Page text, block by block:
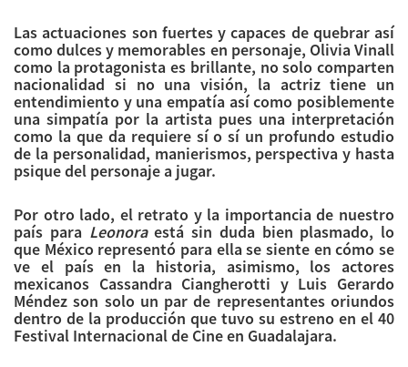
Las actuaciones son fuertes y capaces de quebrar así
como dulces y memorables en personaje, Olivia Vinall
como la protagonista es brillante, no solo comparten
nacionalidad si no una visión, la actriz tiene un
entendimiento y una empatía así como posiblemente
una simpatía por la artista pues una interpretación
como la que da requiere sí o sí un profundo estudio
de la personalidad, manierismos, perspectiva y hasta
psique del personaje a jugar.
Por otro lado, el retrato y la importancia de nuestro
país para Leonoraestá sin duda bien plasmado, lo
que México representó para ella se siente en cómo se
ve el país en la historia, asimismo, los actores
mexicanos Cassandra Ciangherotti y Luis Gerardo
Méndez son solo un par de representantes oriundos
dentro de la producción que tuvo su estreno en el 40
Festival Internacional de Cine en Guadalajara.